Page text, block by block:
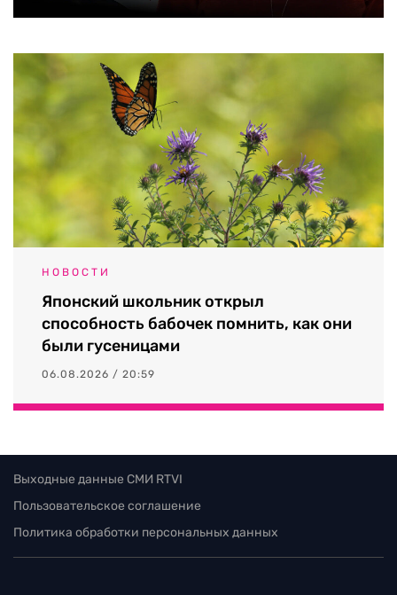
НОВОСТИ
Японский школьник открыл
способность бабочек помнить, как они
были гусеницами
06.08.2026 / 20:59
Выходные данные СМИ RTVI
Пользовательское соглашение
Политика обработки персональных данных